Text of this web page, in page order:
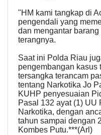
"HM kami tangkap di
pengendali yang
dan mengantar
terangnya.
Saat ini Polda Riau
pengembangan kasus
tersangka terancam
tentang Narkotika Jo
KUHP penyesuaian
Pasal 132 ayat (1) UU
Narkotika, dengan
tahun sampai dengan
Kombes Putu.***(Arl)